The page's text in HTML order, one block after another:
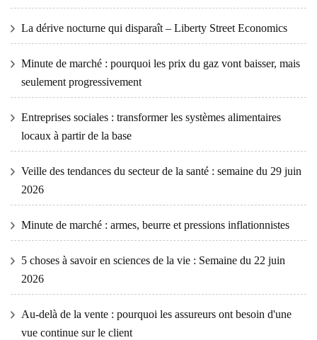
La dérive nocturne qui disparaît – Liberty Street Economics
Minute de marché : pourquoi les prix du gaz vont baisser, mais
seulement progressivement
Entreprises sociales : transformer les systèmes alimentaires
locaux à partir de la base
Veille des tendances du secteur de la santé : semaine du 29 juin
2026
Minute de marché : armes, beurre et pressions inflationnistes
5 choses à savoir en sciences de la vie : Semaine du 22 juin
2026
Au-delà de la vente : pourquoi les assureurs ont besoin d'une
vue continue sur le client